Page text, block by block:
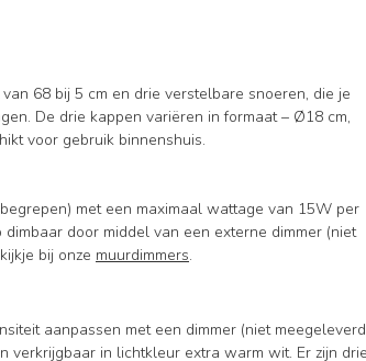
68 bij 5 cm en drie verstelbare snoeren, die je
De drie kappen variëren in formaat – Ø18 cm,
voor gebruik binnenshuis.
met een maximaal wattage van 15W per
door middel van een externe dimmer (niet
bij onze muurdimmers.
aanpassen met een dimmer (niet
verkrijgbaar in lichtkleur extra warm wit. Er zijn drie